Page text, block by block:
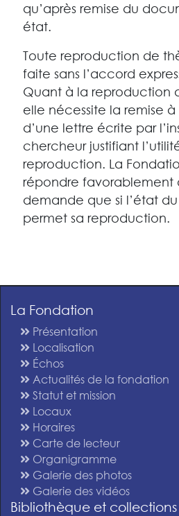
qu’après remise du
état.
Toute reproduction de
faite sans l’accord
Quant à la reproduction
elle nécessite la remise
d’une lettre écrite par
chercheur justifiant
reproduction. La
répondre favorablement
demande que si l’état
permet sa reproduction.
La Fondation
Présentation
Localisation
Échos
Actualités de la fondation
Statut et mission
Locaux
Horaires
Carte de lecteur
Organigramme
Galerie des photos
Galerie des vidéos
Bibliothèque et collections